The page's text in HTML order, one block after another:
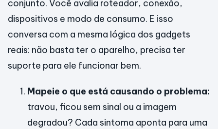
conjunto. Você avalia roteador, conexão,
dispositivos e modo de consumo. E isso
conversa com a mesma lógica dos gadgets
reais: não basta ter o aparelho, precisa ter
suporte para ele funcionar bem.
Mapeie o que está causando o problema:
travou, ficou sem sinal ou a imagem
degradou? Cada sintoma aponta para uma